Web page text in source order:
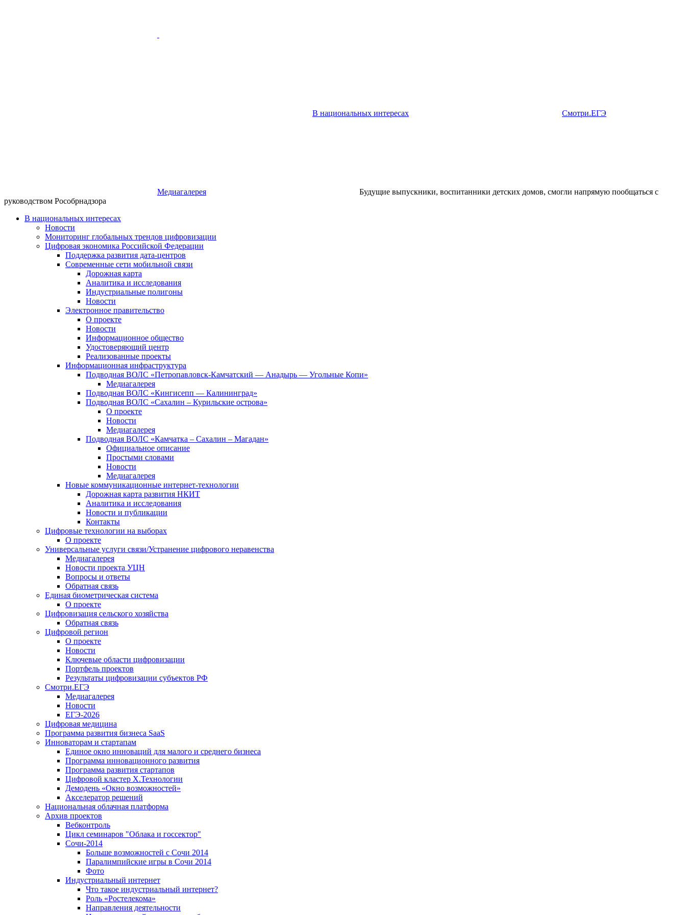
В национальных интересах Смотри.ЕГЭ
Медиагалерея
Будущие выпускники, воспитанники детских домов, смогли напрямую пообщаться с
руководством Рособрнадзора
В национальных интересах
Новости
Мониторинг глобальных трендов цифровизации
Цифровая экономика Российской Федерации
Поддержка развития дата-центров
Современные сети мобильной связи
Дорожная карта
Аналитика и исследования
Индустриальные полигоны
Новости
Электронное правительство
О проекте
Новости
Информационное общество
Удостоверяющий центр
Реализованные проекты
Информационная инфраструктура
Подводная ВОЛС «Петропавловск-Камчатский — Анадырь — Угольные Копи»
Медиагалерея
Подводная ВОЛС «Кингисепп — Калининград»
Подводная ВОЛС «Сахалин – Курильские острова»
О проекте
Новости
Медиагалерея
Подводная ВОЛС «Камчатка – Сахалин – Магадан»
Официальное описание
Простыми словами
Новости
Медиагалерея
Новые коммуникационные интернет-технологии
Дорожная карта развития НКИТ
Аналитика и исследования
Новости и публикации
Контакты
Цифровые технологии на выборах
О проекте
Универсальные услуги связи/Устранение цифрового неравенства
Медиагалерея
Новости проекта УЦН
Вопросы и ответы
Обратная связь
Единая биометрическая система
О проекте
Цифровизация сельского хозяйства
Обратная связь
Цифровой регион
О проекте
Новости
Ключевые области цифровизации
Портфель проектов
Результаты цифровизации субъектов РФ
Смотри.ЕГЭ
Медиагалерея
Новости
ЕГЭ-2026
Цифровая медицина
Программа развития бизнеса SaaS
Инноваторам и стартапам
Единое окно инноваций для малого и среднего бизнеса
Программа инновационного развития
Программа развития стартапов
Цифровой кластер X.Технологии
Демодень «Окно возможностей»
Акселератор решений
Национальная облачная платформа
Архив проектов
Вебконтроль
Цикл семинаров "Облака и госсектор"
Сочи-2014
Больше возможностей с Сочи 2014
Паралимпийские игры в Сочи 2014
Фото
Индустриальный интернет
Что такое индустриальный интернет?
Роль «Ростелекома»
Направления деятельности